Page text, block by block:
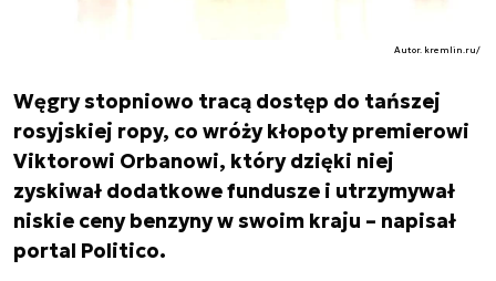
Autor. kremlin.ru/
Węgry stopniowo tracą dostęp do tańszej
rosyjskiej ropy, co wróży kłopoty premierowi
Viktorowi Orbanowi, który dzięki niej
zyskiwał dodatkowe fundusze i utrzymywał
niskie ceny benzyny w swoim kraju – napisał
portal Politico.